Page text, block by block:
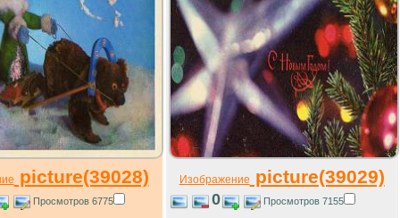
picture(39028)
Просмотров 6775
Изображение picture(39029)
0 Просмотров 7155